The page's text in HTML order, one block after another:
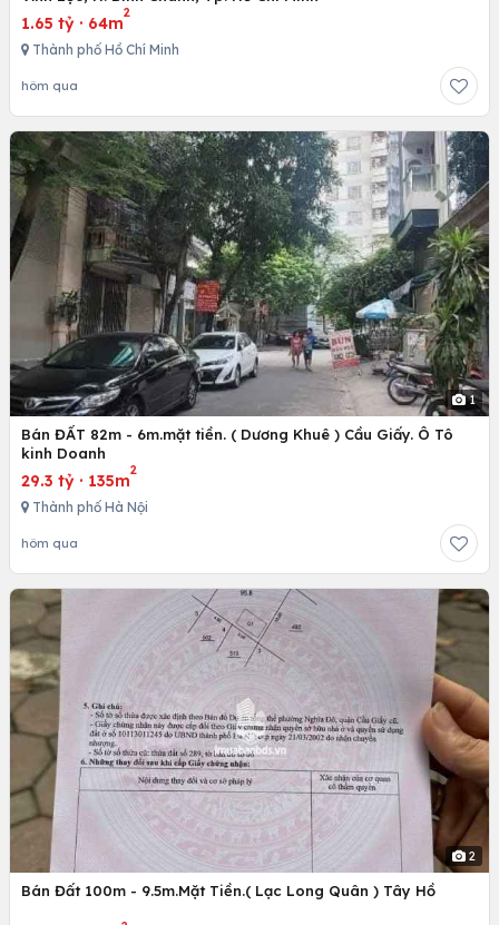
1.65 tỷ · 64m
2
Thành phố Hồ Chí Minh
hôm qua
1
Bán ĐẤT 82m - 6m.mặt tiền. ( Dương Khuê ) Cầu Giấy. Ô Tô
kinh Doanh
29.3 tỷ · 135m
2
Thành phố Hà Nội
hôm qua
2
Bán Đất 100m - 9.5m.Mặt Tiền.( Lạc Long Quân ) Tây Hồ